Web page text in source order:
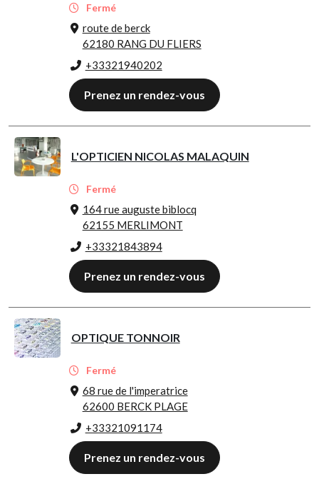
Fermé
route de berck
62180 RANG DU FLIERS
+33321940202
Prenez un rendez-vous
L'OPTICIEN NICOLAS MALAQUIN
Fermé
164 rue auguste biblocq
62155 MERLIMONT
+33321843894
Prenez un rendez-vous
OPTIQUE TONNOIR
Fermé
68 rue de l'imperatrice
62600 BERCK PLAGE
+33321091174
Prenez un rendez-vous